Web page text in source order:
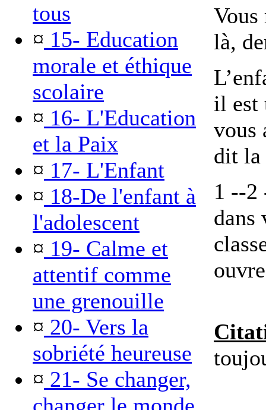
tous
¤ 15- Education
morale et éthique
scolaire
¤ 16- L'Education
et la Paix
¤ 17- L'Enfant
¤ 18-De l'enfant à
l'adolescent
¤ 19- Calme et
attentif comme
une grenouille
¤ 20- Vers la
sobriété heureuse
¤ 21- Se changer,
là,
il est
vous
dit
1 --2
dans